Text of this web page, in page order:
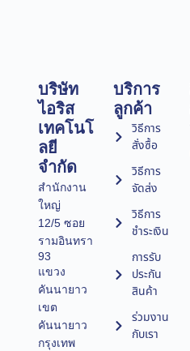
บริษัท
ไอริส
เทคโนโ
ลยี
จำกัด
สำนักงาน
ใหญ่
12/5 ซอย
รามอินทรา
93
แขวง
คันนายาว
เขต
คันนายาว
กรุงเทพ
บริการ
ลูกค้า
วิธีการ
สั่งซื้อ
วิธีการ
จัดส่ง
วิธีการ
ชำระเงิน
การรับ
ประกัน
สินค้า
ร่วมงาน
กับเรา